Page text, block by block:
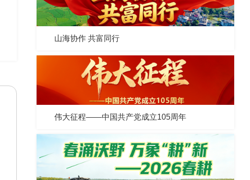
山海协作 共富同行
伟大征程——中国共产党成立105周年